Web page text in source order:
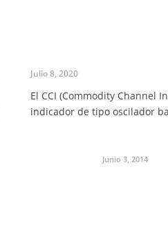
Julio 8, 2020
El CCI (Commodity Channel
indicador de tipo oscilador
Junio 3, 2014